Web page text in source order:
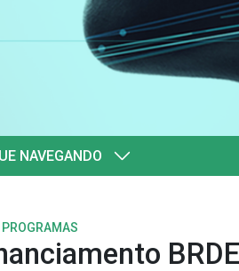
NAVEGANDO
PROGRAMAS
BRDE